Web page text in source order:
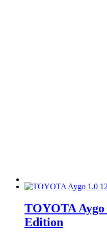
TOYOTA
Edition